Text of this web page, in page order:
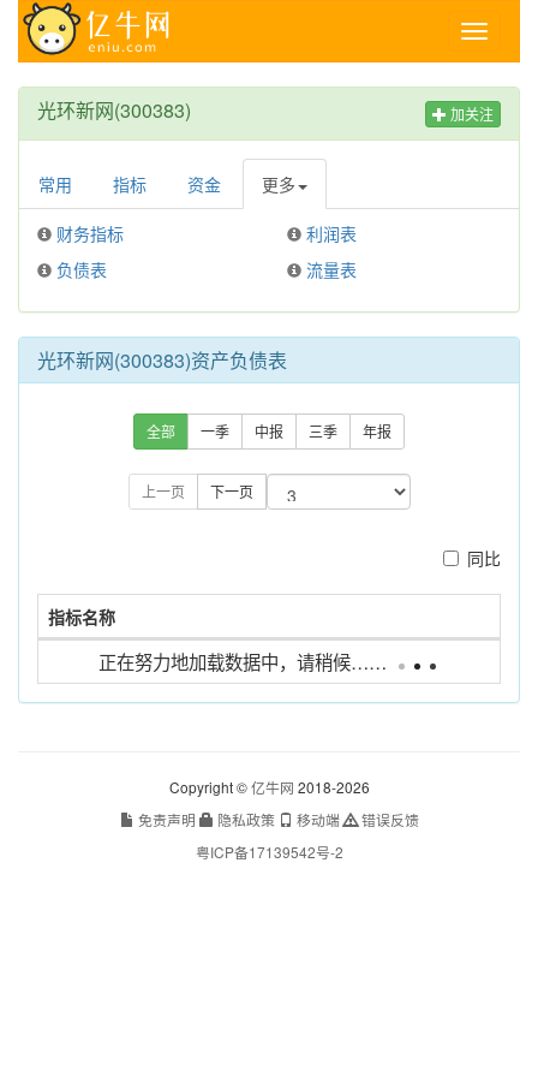
Toggle
光环新网(300383) 加关注
常用 指标 资金 更多
财务指标
利润表
负债表
流量表
光环新网(300383)资产负债表
全部 一季 中报 三季 年报
上一页 下一页
同比
正在努力地加载数据中，请稍候……
指标名称
没有找到匹配的记录
Copyright ©亿牛网 2018-2026
免责声明
隐私政策 移动端
错误反馈
粤ICP备17139542号-2